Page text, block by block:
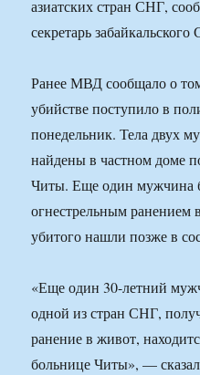
азиатских стран СНГ,
секретарь
Ранее МВД сообщало о
убийстве поступило в
понедельник. Тела двух
найдены в частном доме
Читы. Еще один мужчина
огнестрельным ранением
убитого нашли позже в
«Еще один 30-летний
одной из стран СНГ,
ранение в живот,
больнице Читы», — сказал